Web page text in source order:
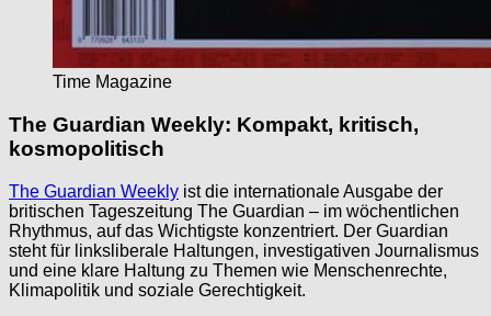
Time Magazine
The Guardian Weekly: Kompakt, kritisch,
kosmopolitisch
The Guardian Weekly ist die internationale Ausgabe der
britischen Tageszeitung The Guardian – im wöchentlichen
Rhythmus, auf das Wichtigste konzentriert. Der Guardian
steht für linksliberale Haltungen, investigativen Journalismus
und eine klare Haltung zu Themen wie Menschenrechte,
Klimapolitik und soziale Gerechtigkeit.